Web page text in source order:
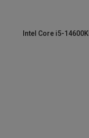
Intel Core i5-